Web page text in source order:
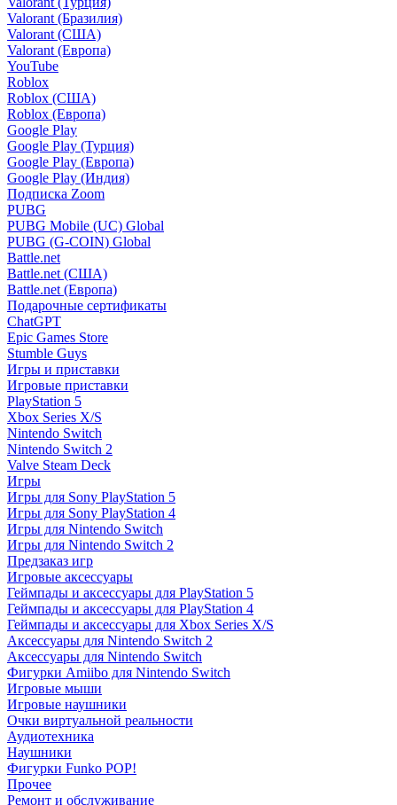
Valorant (Бразилия)
Valorant (США)
Valorant (Европа)
YouTube
Roblox
Roblox (США)
Roblox (Европа)
Google Play
Google Play (Турция)
Google Play (Европа)
Google Play (Индия)
Подписка Zoom
PUBG
PUBG Mobile (UC) Global
PUBG (G-COIN) Global
Battle.net
Battle.net (США)
Battle.net (Европа)
Подарочные сертификаты
ChatGPT
Epic Games Store
Stumble Guys
Игры и приставки
Игровые приставки
PlayStation 5
Xbox Series X/S
Nintendo Switch
Nintendo Switch 2
Valve Steam Deck
Игры
Игры для Sony PlayStation 5
Игры для Sony PlayStation 4
Игры для Nintendo Switch
Игры для Nintendo Switch 2
Предзаказ игр
Игровые аксессуары
Геймпады и аксессуары для PlayStation 5
Геймпады и аксессуары для PlayStation 4
Геймпады и аксессуары для Xbox Series X/S
Аксессуары для Nintendo Switch 2
Аксессуары для Nintendo Switch
Фигурки Amiibo для Nintendo Switch
Игровые мыши
Игровые наушники
Очки виртуальной реальности
Аудиотехника
Наушники
Фигурки Funko POP!
Прочее
Ремонт и обслуживание